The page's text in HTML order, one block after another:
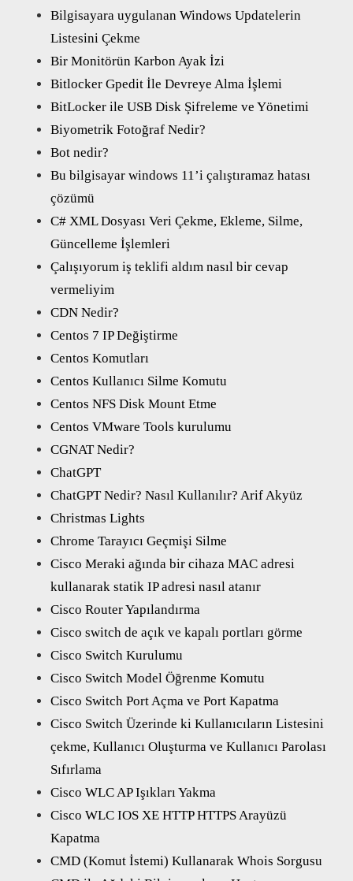
Bilgisayara uygulanan Windows Updatelerin
Listesini Çekme
Bir Monitörün Karbon Ayak İzi
Bitlocker Gpedit İle Devreye Alma İşlemi
BitLocker ile USB Disk Şifreleme ve Yönetimi
Biyometrik Fotoğraf Nedir?
Bot nedir?
Bu bilgisayar windows 11’i çalıştıramaz hatası
çözümü
C# XML Dosyası Veri Çekme, Ekleme, Silme,
Güncelleme İşlemleri
Çalışıyorum iş teklifi aldım nasıl bir cevap
vermeliyim
CDN Nedir?
Centos 7 IP Değiştirme
Centos Komutları
Centos Kullanıcı Silme Komutu
Centos NFS Disk Mount Etme
Centos VMware Tools kurulumu
CGNAT Nedir?
ChatGPT
ChatGPT Nedir? Nasıl Kullanılır? Arif Akyüz
Christmas Lights
Chrome Tarayıcı Geçmişi Silme
Cisco Meraki ağında bir cihaza MAC adresi
kullanarak statik IP adresi nasıl atanır
Cisco Router Yapılandırma
Cisco switch de açık ve kapalı portları görme
Cisco Switch Kurulumu
Cisco Switch Model Öğrenme Komutu
Cisco Switch Port Açma ve Port Kapatma
Cisco Switch Üzerinde ki Kullanıcıların Listesini
çekme, Kullanıcı Oluşturma ve Kullanıcı Parolası
Sıfırlama
Cisco WLC AP Işıkları Yakma
Cisco WLC IOS XE HTTP HTTPS Arayüzü
Kapatma
CMD (Komut İstemi) Kullanarak Whois Sorgusu